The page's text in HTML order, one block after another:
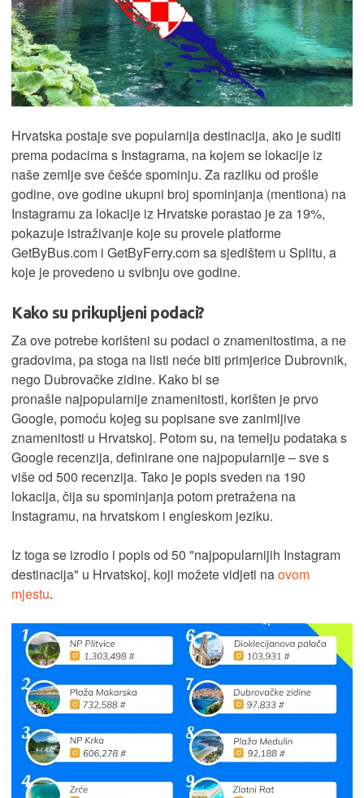
Hrvatska postaje sve popularnija destinacija, ako je suditi
prema podacima s Instagrama, na kojem se lokacije iz
naše zemlje sve češće spominju. Za razliku od prošle
godine, ove godine ukupni broj spominjanja (mentiona) na
Instagramu za lokacije iz Hrvatske porastao je za 19%,
pokazuje istraživanje koje su provele platforme
GetByBus.com i GetByFerry.com sa sjedištem u Splitu, a
koje je provedeno u svibnju ove godine.
Kako su prikupljeni podaci?
Za ove potrebe korišteni su podaci o znamenitostima, a ne
gradovima, pa stoga na listi neće biti primjerice Dubrovnik,
nego Dubrovačke zidine. Kako bi se
pronašle najpopularnije znamenitosti, korišten je prvo
Google, pomoću kojeg su popisane sve zanimljive
znamenitosti u Hrvatskoj. Potom su, na temelju podataka s
Google recenzija, definirane one najpopularnije – sve s
više od 500 recenzija. Tako je popis sveden na 190
lokacija, čija su spominjanja potom pretražena na
Instagramu, na hrvatskom i engleskom jeziku.
Iz toga se izrodio i popis od 50 "najpopularnijih Instagram
destinacija" u Hrvatskoj, koji možete vidjeti naovom
mjestu.